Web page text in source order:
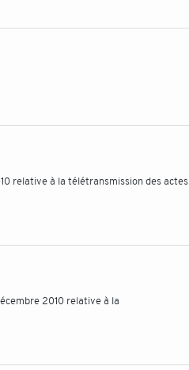
relative à la télétransmission des actes
2010 relative à la